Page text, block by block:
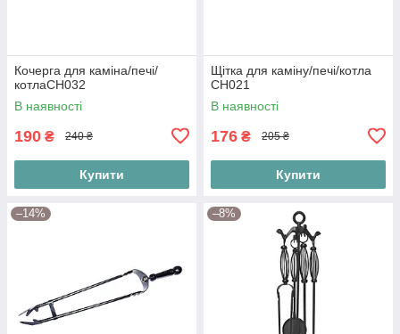
Кочерга для каміна/печі/
котлаСН032
В наявності
190 ₴ 240 ₴
Купити
Щітка для каміну/печі/котла
СН021
В наявності
176 ₴ 205 ₴
Купити
–14% –8%